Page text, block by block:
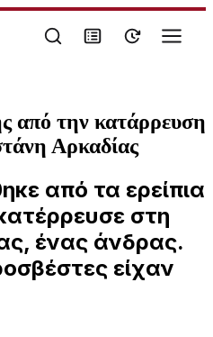
από την κατάρρευση
Αρκαδίας
από τα ερείπια
στη
ένας άνδρας.
είχαν